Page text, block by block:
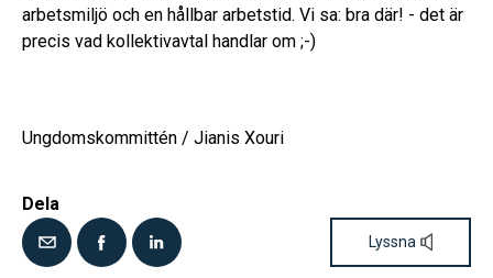
arbetsmiljö och en hållbar arbetstid. Vi sa: bra där! - det är
precis vad kollektivavtal handlar om ;-)
Ungdomskommittén / Jianis Xouri
Dela
Lyssna